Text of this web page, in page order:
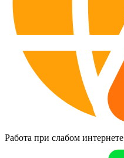
Работа при слабом интернете